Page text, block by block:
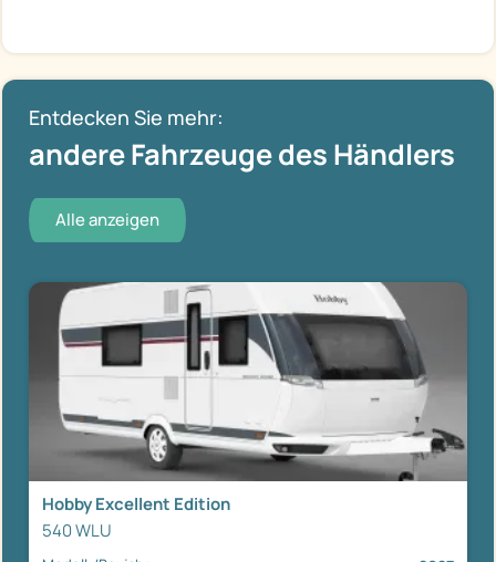
Entdecken Sie mehr:
andere Fahrzeuge des Händlers
Alle anzeigen
Hobby Excellent Edition
540 WLU